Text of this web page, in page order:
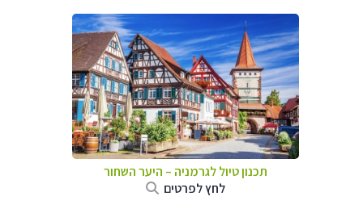
תכנון טיול לגרמניה – היער השחור
לחץ לפרטים